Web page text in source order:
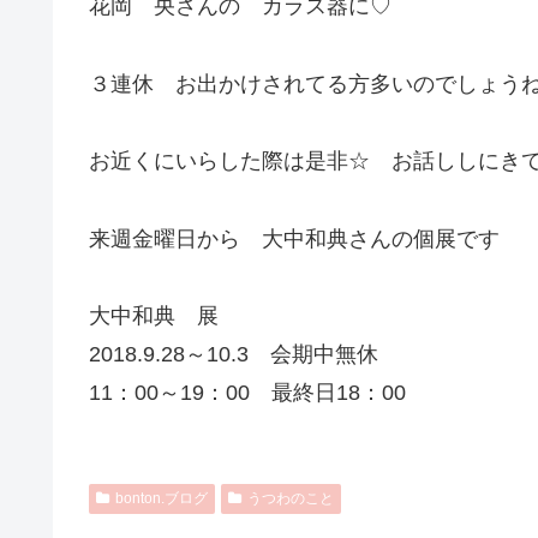
花岡 央さんの カラス器に♡
３連休 お出かけされてる方多いのでしょう
お近くにいらした際は是非☆ お話ししにき
来週金曜日から 大中和典さんの個展です
大中和典 展
2018.9.28～10.3 会期中無休
11：00～19：00 最終日18：00
bonton.ブログ うつわのこと